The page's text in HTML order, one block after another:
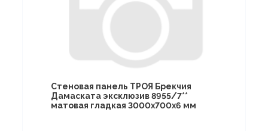
Стеновая панель ТРОЯ Брекчия
Дамаската эксклюзив 8955/7**
матовая гладкая 3000х700х6 мм